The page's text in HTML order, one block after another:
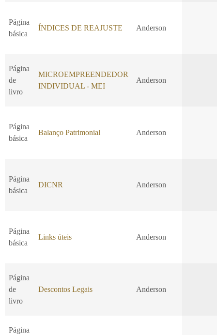
Página
básica
ÍNDICES DE REAJUSTE Anderson
Página
de
livro
MICROEMPREENDEDOR
INDIVIDUAL - MEI
Anderson
Página
básica
Balanço Patrimonial Anderson
Página
básica
DICNR Anderson
Página
básica
Links úteis Anderson
Página
de
livro
Descontos Legais Anderson
Página